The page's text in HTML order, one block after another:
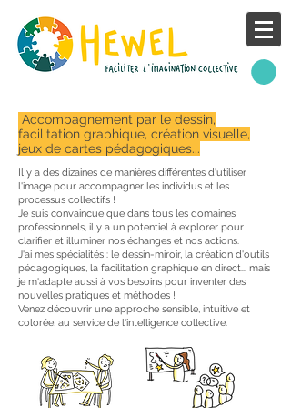
Accompagnement par le dessin,
facilitation graphique, création visuelle,
jeux de cartes pédagogiques...
Il y a des dizaines de manières différentes d'utiliser
l'image pour accompagner les individus et les
processus collectifs !
Je suis convaincue que dans tous les domaines
professionnels, il y a un potentiel à explorer pour
clarifier et illuminer nos échanges et nos actions.
J'ai mes spécialités : le dessin-miroir, la création d'outils
pédagogiques, la facilitation graphique en direct... mais
je m'adapte aussi à vos besoins pour inventer des
nouvelles pratiques et méthodes !
Venez découvrir une approche sensible, intuitive et
colorée, au service de l'intelligence collective.